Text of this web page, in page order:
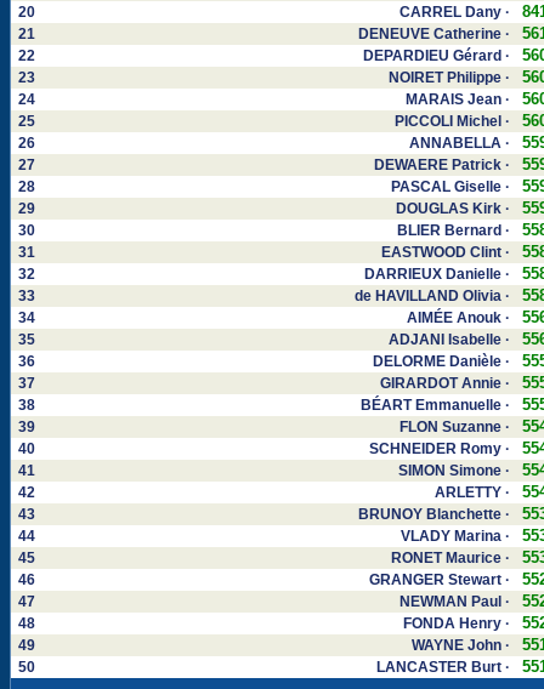
20 CARREL Dany ·
21 DENEUVE Catherine ·
22 DEPARDIEU Gérard ·
23 NOIRET Philippe ·
24 MARAIS Jean ·
25 PICCOLI Michel ·
26 ANNABELLA ·
27 DEWAERE Patrick ·
28 PASCAL Giselle ·
29 DOUGLAS Kirk ·
30 BLIER Bernard ·
31 EASTWOOD Clint ·
32 DARRIEUX Danielle ·
33 de HAVILLAND Olivia ·
34 AIMÉE Anouk ·
35 ADJANI Isabelle ·
36 DELORME Danièle ·
37 GIRARDOT Annie ·
38 BÉART Emmanuelle ·
39 FLON Suzanne ·
40 SCHNEIDER Romy ·
41 SIMON Simone ·
42 ARLETTY ·
43 BRUNOY Blanchette ·
44 VLADY Marina ·
45 RONET Maurice ·
46 GRANGER Stewart ·
47 NEWMAN Paul ·
48 FONDA Henry ·
49 WAYNE John ·
50 LANCASTER Burt ·